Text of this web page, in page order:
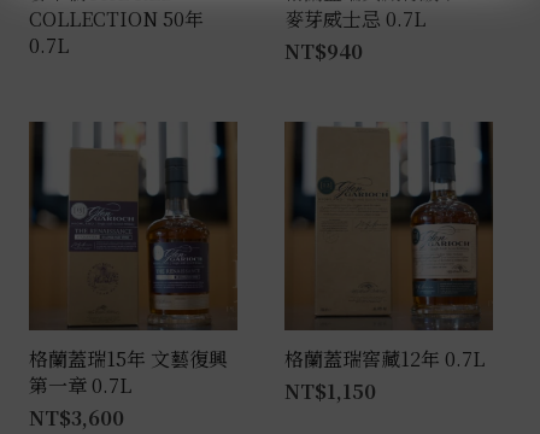
COLLECTION 50年
0.7L
麥芽威士忌 0.7L
NT$940
格蘭蓋瑞15年 文藝復興
第一章 0.7L
NT$3,600
格蘭蓋瑞窖藏12年 0.7L
NT$1,150